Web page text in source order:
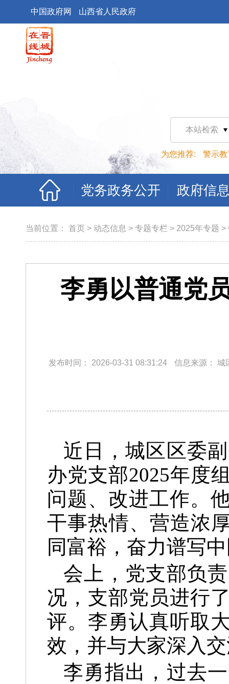
中国政府网 山西省人民政府
本站检索
为您推荐: 警示教
党务政务公开 政府信
当前位置： 首页 > 动态信息 > 专题专栏 > 2025年专题 >
李勇以普通党
发布时间： 2026-03-31 08:31:24 信息来源： 城
近日，城区区委
办党支部2025年度
问题、改进工作。
干事热情、营造浓
同富裕，奋力谱写
会上，党支部负
况，支部党员进行
评。李勇认真听取
效，并与大家深入
李勇指出，过去